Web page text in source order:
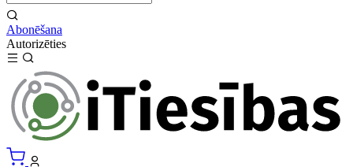
Abonēšana
Autorizēties